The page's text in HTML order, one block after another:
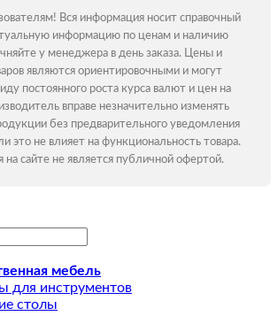
Вся информация носит справочный
информацию по ценам и наличию
у менеджера в день заказа. Цены и
являются ориентировочными и могут
постоянного роста курса валют и цен на
вправе незначительно изменять
без предварительного уведомления
это не влияет на функциональность товара.
сайте не является публичной офертой.
мебель
для инструментов
столы